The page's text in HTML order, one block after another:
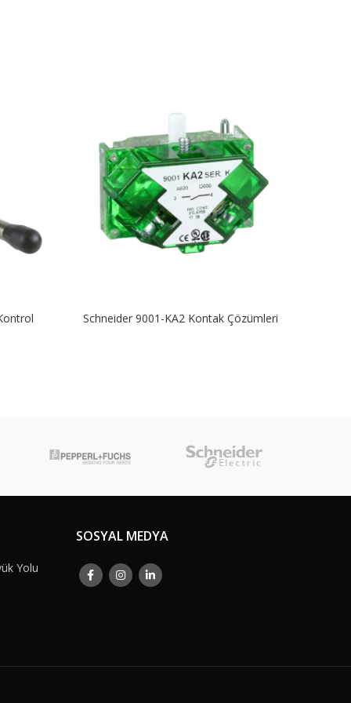
Schneider 9001-KA2 Kontak Çözümleri
Yolu
SOSYAL MEDYA